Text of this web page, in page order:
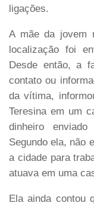
ligações.
A mãe da jovem
localização foi
Desde então, a
contato ou
da vítima,
Teresina em um
dinheiro
Segundo ela, não
a cidade para
atuava em uma
Ela ainda contou